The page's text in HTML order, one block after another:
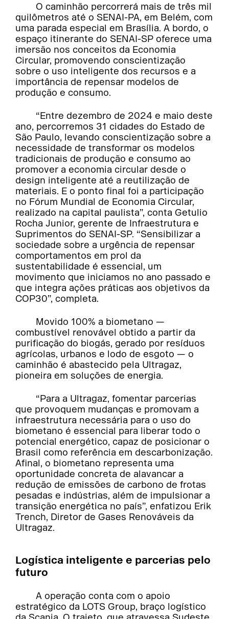
O caminhão percorrerá mais de três mil
quilômetros até o SENAI-PA, em Belém, com
uma parada especial em Brasília. A bordo, o
espaço itinerante do SENAI-SP oferece uma
imersão nos conceitos da Economia
Circular, promovendo conscientização
sobre o uso inteligente dos recursos e a
importância de repensar modelos de
produção e consumo.
“Entre dezembro de 2024 e maio deste
ano, percorremos 31 cidades do Estado de
São Paulo, levando conscientização sobre a
necessidade de transformar os modelos
tradicionais de produção e consumo ao
promover a economia circular desde o
design inteligente até a reutilização de
materiais. E o ponto final foi a participação
no Fórum Mundial de Economia Circular,
realizado na capital paulista”, conta Getulio
Rocha Junior, gerente de Infraestrutura e
Suprimentos do SENAI-SP. “Sensibilizar a
sociedade sobre a urgência de repensar
comportamentos em prol da
sustentabilidade é essencial, um
movimento que iniciamos no ano passado e
que integra ações práticas aos objetivos da
COP30”, completa.
Movido 100% a biometano —
combustível renovável obtido a partir da
purificação do biogás, gerado por resíduos
agrícolas, urbanos e lodo de esgoto — o
caminhão é abastecido pela Ultragaz,
pioneira em soluções de energia.
“Para a Ultragaz, fomentar parcerias
que provoquem mudanças e promovam a
infraestrutura necessária para o uso do
biometano é essencial para liberar todo o
potencial energético, capaz de posicionar o
Brasil como referência em descarbonização.
Afinal, o biometano representa uma
oportunidade concreta de alavancar a
redução de emissões de carbono de frotas
pesadas e indústrias, além de impulsionar a
transição energética no país”, enfatizou Erik
Trench, Diretor de Gases Renováveis da
Ultragaz.
Logística inteligente e parcerias pelo
futuro
A operação conta com o apoio
estratégico da LOTS Group, braço logístico